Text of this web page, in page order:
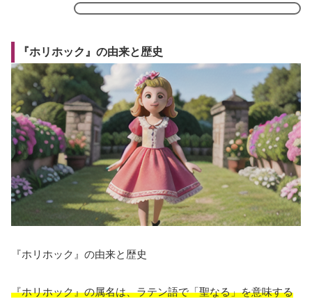
『ホリホック』の由来と歴史
『ホリホック』の由来と歴史
『ホリホック』の属名は、ラテン語で「聖なる」を意味する